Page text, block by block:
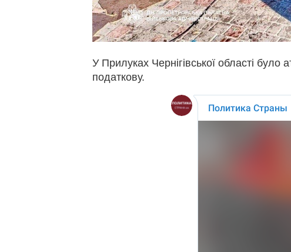
У Прилуках Чернігівської області
податкову.